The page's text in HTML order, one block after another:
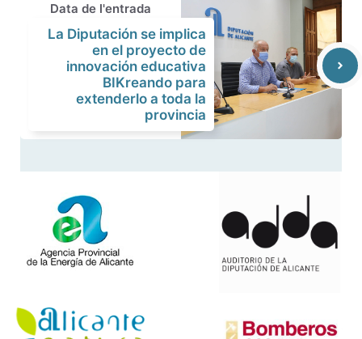
Data de l'entrada
La Diputación se implica
en el proyecto de
innovación educativa
BIKreando para
extenderlo a toda la
provincia